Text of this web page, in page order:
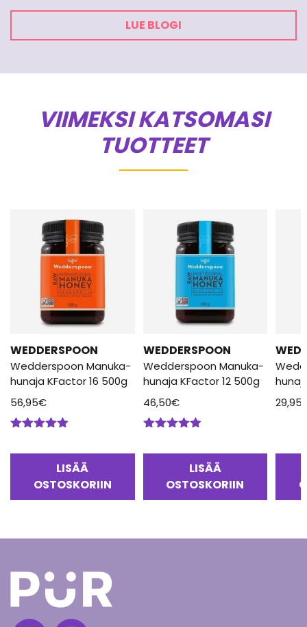
LUE BLOGI
VIIMEKSI KATSOMASI
TUOTTEET
WEDDERSPOON
Wedderspoon Manuka-
hunaja KFactor 16 500g
56,95€
LISÄÄ
OSTOSKORIIN
WEDDERSPOON
Wedderspoon Manuka-
hunaja KFactor 12 500g
46,50€
LISÄÄ
OSTOSKORIIN
29,95